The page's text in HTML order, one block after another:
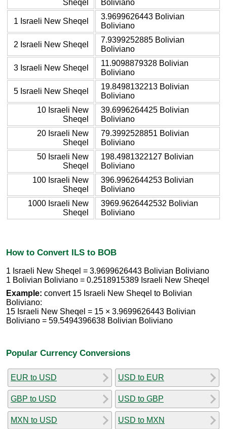
Sheqel
Boliviano
1 Israeli New Sheqel
3.9699626443 Bolivian
Boliviano
2 Israeli New Sheqel
7.9399252885 Bolivian
Boliviano
3 Israeli New Sheqel
11.9098879328 Bolivian
Boliviano
5 Israeli New Sheqel
19.8498132213 Bolivian
Boliviano
10 Israeli New
Sheqel
39.6996264425 Bolivian
Boliviano
20 Israeli New
Sheqel
79.3992528851 Bolivian
Boliviano
50 Israeli New
Sheqel
198.4981322127 Bolivian
Boliviano
100 Israeli New
Sheqel
396.9962644253 Bolivian
Boliviano
1000 Israeli New
Sheqel
3969.9626442532 Bolivian
Boliviano
How to Convert ILS to BOB
1 Israeli New Sheqel = 3.9699626443 Bolivian Boliviano
1 Bolivian Boliviano = 0.2518915389 Israeli New Sheqel
Example: convert 15 Israeli New Sheqel to Bolivian
Boliviano:
15 Israeli New Sheqel = 15 × 3.9699626443 Bolivian
Boliviano = 59.5494396638 Bolivian Boliviano
Popular Currency Conversions
EUR to USD
GBP to USD
MXN to USD
USD to EUR
USD to GBP
USD to MXN